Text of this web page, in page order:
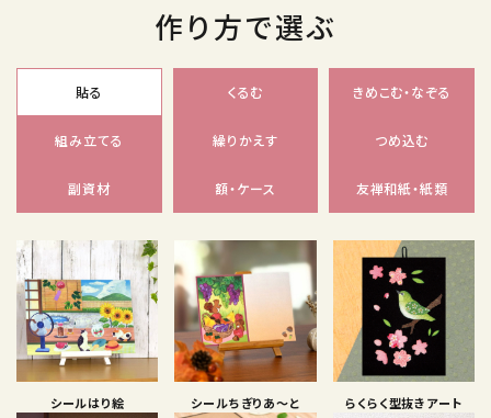
作り方で選ぶ
貼る くるむ きめこむ・なぞる
組み立てる 繰りかえす つめ込む
副資材 額・ケース 友禅和紙・紙類
シールはり絵 シールちぎりあ〜と らくらく型抜きアート